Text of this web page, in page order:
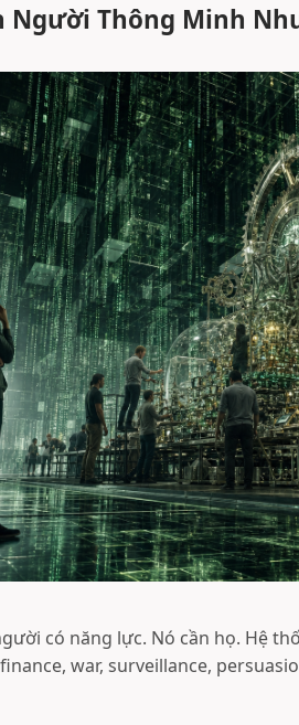
Người Thông Minh
có năng lực. Nó cần họ. Hệ
war, surveillance,